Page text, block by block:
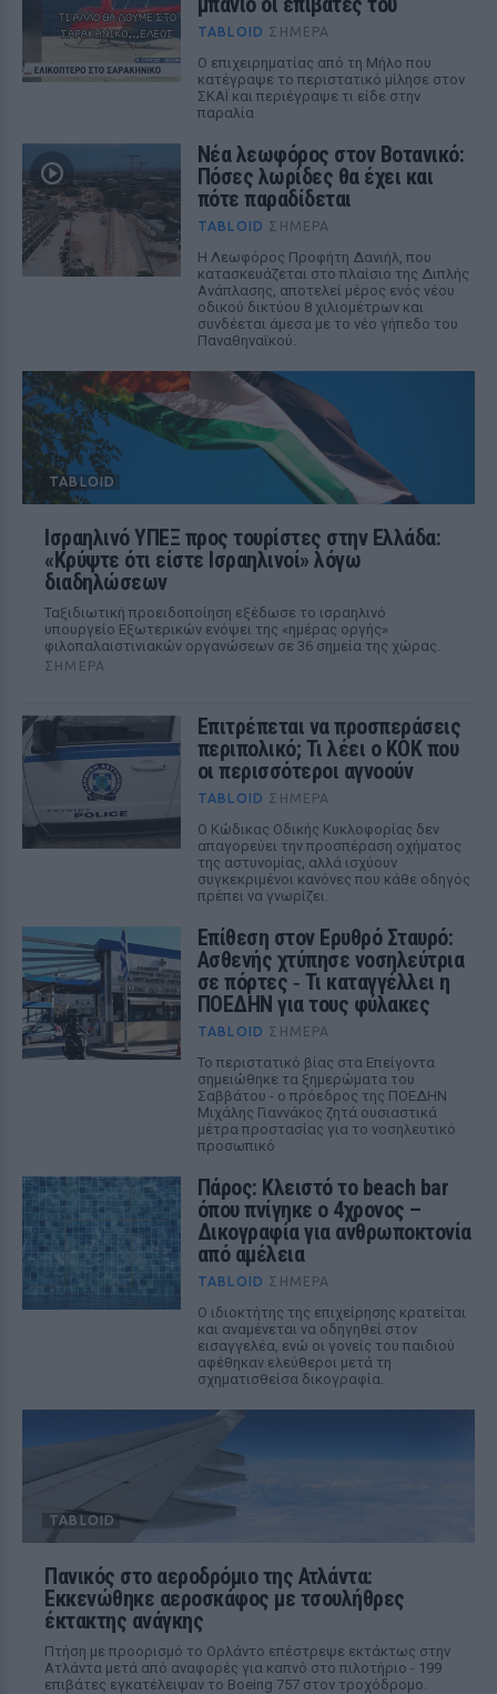
TABLOID ΣΉΜΕΡΑ
Ο επιχειρηματίας από τη Μήλο που
κατέγραψε το περιστατικό μίλησε στον
ΣΚΑΪ και περιέγραψε τι είδε στην
παραλία
Νέα λεωφόρος στον Βοτανικό:
Πόσες λωρίδες θα έχει και
πότε παραδίδεται
TABLOID ΣΉΜΕΡΑ
Η Λεωφόρος Προφήτη Δανιήλ, που
κατασκευάζεται στο πλαίσιο της Διπλής
Ανάπλασης, αποτελεί μέρος ενός νέου
οδικού δικτύου 8 χιλιομέτρων και
συνδέεται άμεσα με το νέο γήπεδο του
Παναθηναϊκού.
TABLOID
Ισραηλινό ΥΠΕΞ προς τουρίστες στην Ελλάδα:
«Κρύψτε ότι είστε Ισραηλινοί» λόγω
διαδηλώσεων
Ταξιδιωτική προειδοποίηση εξέδωσε το ισραηλινό
υπουργείο Εξωτερικών ενόψει της «ημέρας οργής»
φιλοπαλαιστινιακών οργανώσεων σε 36 σημεία της χώρας.
ΣΉΜΕΡΑ
Επιτρέπεται να προσπεράσεις
περιπολικό; Τι λέει ο ΚΟΚ που
οι περισσότεροι αγνοούν
TABLOID ΣΉΜΕΡΑ
Ο Κώδικας Οδικής Κυκλοφορίας δεν
απαγορεύει την προσπέραση οχήματος
της αστυνομίας, αλλά ισχύουν
συγκεκριμένοι κανόνες που κάθε οδηγός
πρέπει να γνωρίζει.
Επίθεση στον Ερυθρό Σταυρό:
Ασθενής χτύπησε νοσηλεύτρια
σε πόρτες ‑ Τι καταγγέλλει η
ΠΟΕΔΗΝ για τους φύλακες
TABLOID ΣΉΜΕΡΑ
Το περιστατικό βίας στα Επείγοντα
σημειώθηκε τα ξημερώματα του
Σαββάτου - ο πρόεδρος της ΠΟΕΔΗΝ
Μιχάλης Γιαννάκος ζητά ουσιαστικά
μέτρα προστασίας για το νοσηλευτικό
προσωπικό
Πάρος: Κλειστό το beach bar
όπου πνίγηκε ο 4χρονος –
Δικογραφία για ανθρωποκτονία
από αμέλεια
TABLOID ΣΉΜΕΡΑ
Ο ιδιοκτήτης της επιχείρησης κρατείται
και αναμένεται να οδηγηθεί στον
εισαγγελέα, ενώ οι γονείς του παιδιού
αφέθηκαν ελεύθεροι μετά τη
σχηματισθείσα δικογραφία.
TABLOID
Πανικός στο αεροδρόμιο της Ατλάντα:
Εκκενώθηκε αεροσκάφος με τσουλήθρες
έκτακτης ανάγκης
Πτήση με προορισμό το Ορλάντο επέστρεψε εκτάκτως στην
Ατλάντα μετά από αναφορές για καπνό στο πιλοτήριο - 199
επιβάτες εγκατέλειψαν το Boeing 757 στον τροχόδρομο.